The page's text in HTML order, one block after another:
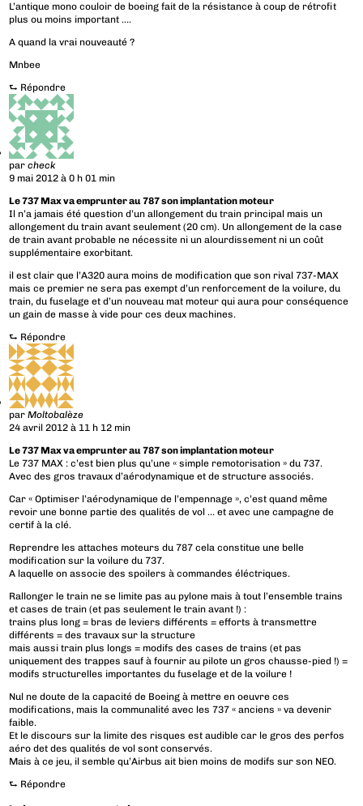
L’antique mono couloir de boeing fait de la résistance à coup de rétrofit
plus ou moins important ….
A quand la vrai nouveauté ?
Mnbee
⮑ Répondre
parcheck
9 mai 2012 à 0 h 01 min
Le 737 Max va emprunter au 787 son implantation moteur
Il n’a jamais été question d’un allongement du train principal mais un
allongement du train avant seulement (20 cm). Un allongement de la case
de train avant probable ne nécessite ni un alourdissement ni un coût
supplémentaire exorbitant.
il est clair que l’A320 aura moins de modification que son rival 737-MAX
mais ce premier ne sera pas exempt d’un renforcement de la voilure, du
train, du fuselage et d’un nouveau mat moteur qui aura pour conséquence
un gain de masse à vide pour ces deux machines.
⮑ Répondre
parMoltobalèze
24 avril 2012 à 11 h 12 min
Le 737 Max va emprunter au 787 son implantation moteur
Le 737 MAX : c’est bien plus qu’une « simple remotorisation » du 737.
Avec des gros travaux d’aérodynamique et de structure associés.
Car « Optimiser l’aérodynamique de l’empennage », c’est quand même
revoir une bonne partie des qualités de vol … et avec une campagne de
certif à la clé.
Reprendre les attaches moteurs du 787 cela constitue une belle
modification sur la voilure du 737.
A laquelle on associe des spoilers à commandes éléctriques.
Rallonger le train ne se limite pas au pylone mais à tout l’ensemble trains
et cases de train (et pas seulement le train avant !) :
trains plus long = bras de leviers différents = efforts à transmettre
différents = des travaux sur la structure
mais aussi train plus longs = modifs des cases de trains (et pas
uniquement des trappes sauf à fournir au pilote un gros chausse-pied !) =
modifs structurelles importantes du fuselage et de la voilure !
Nul ne doute de la capacité de Boeing à mettre en oeuvre ces
modifications, mais la communalité avec les 737 « anciens » va devenir
faible.
Et le discours sur la limite des risques est audible car le gros des perfos
aéro det des qualités de vol sont conservés.
Mais à ce jeu, il semble qu’Airbus ait bien moins de modifs sur son NEO.
⮑ Répondre